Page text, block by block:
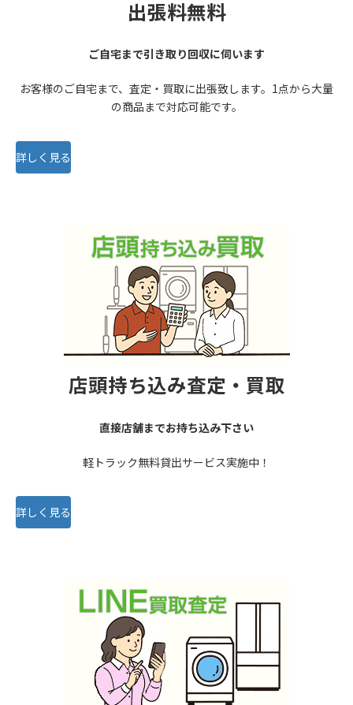
出張料無料
ご自宅まで引き取り回収に伺います
お客様のご自宅まで、査定・買取に出張致します。1点から大量
の商品まで対応可能です。
詳しく見る
店頭持ち込み査定・買取
直接店舗までお持ち込み下さい
軽トラック無料貸出サービス実施中！
詳しく見る